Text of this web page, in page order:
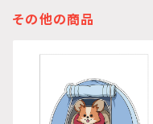
その他の商品